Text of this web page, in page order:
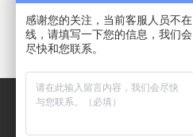
感谢您的关注，当前客服人员不在
线，请填写一下您的信息，我们会
尽快和您联系。